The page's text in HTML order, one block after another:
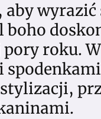
aby
boho
roku.